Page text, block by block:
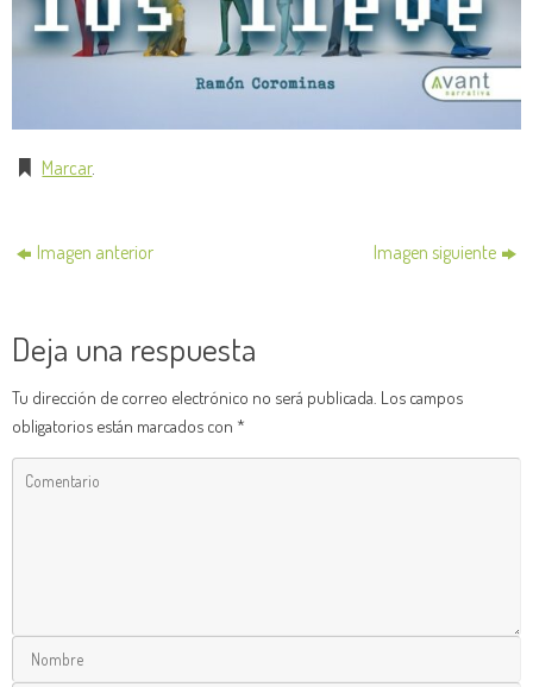
Marcar.
Imagen anterior Imagen siguiente
Deja una respuesta
Tu dirección de correo electrónico no será publicada. Los campos
obligatorios están marcados con *